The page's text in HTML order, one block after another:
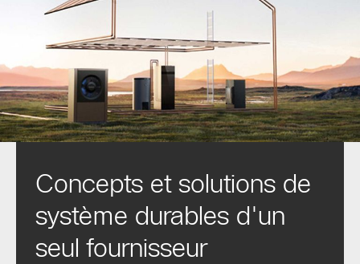
Concepts et solutions de
système durables d'un
seul fournisseur